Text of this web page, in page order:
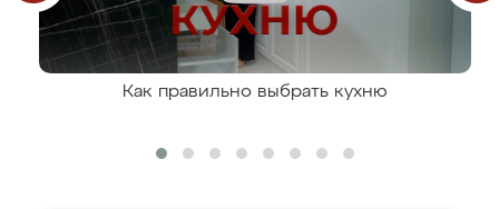
Как правильно выбрать кухню